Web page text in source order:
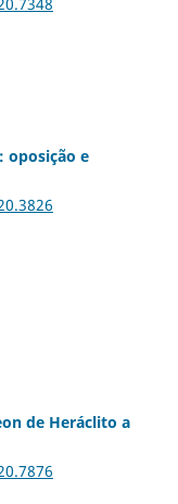
oposição e
de Heráclito a